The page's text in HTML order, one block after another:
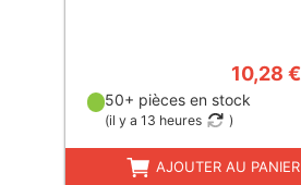
10,28 €
50+ pièces en stock
(il y a 13 heures )
AJOUTER AU PANIER